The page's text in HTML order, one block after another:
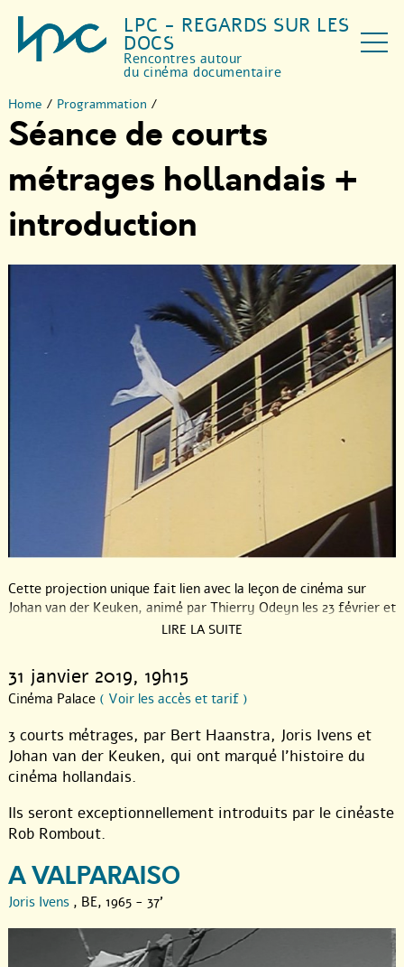
LPC - REGARDS SUR LES
DOCS
Rencontres autour
du cinéma documentaire
Home / Programmation /
Séance de courts
métrages hollandais +
introduction
Cette projection unique fait lien avec la leçon de cinéma sur
Johan van der Keuken, animé par Thierry Odeyn les 23 février et
Fédération Wallonie-Bruxelles
LIRE LA SUITE
31 janvier 2019, 19h15
Cinéma Palace ( Voir les accès et tarif )
3 courts métrages, par Bert Haanstra, Joris Ivens et
Johan van der Keuken, qui ont marqué l’histoire du
cinéma hollandais.
Ils seront exceptionnellement introduits par le cinéaste
Rob Rombout.
A VALPARAISO
Joris Ivens , BE, 1965 - 37'